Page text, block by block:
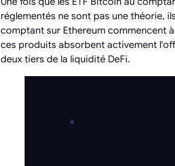
réglementés ne sont pas une théorie,
comptant sur Ethereum commencent
ces produits absorbent activement
deux tiers de la liquidité DeFi.